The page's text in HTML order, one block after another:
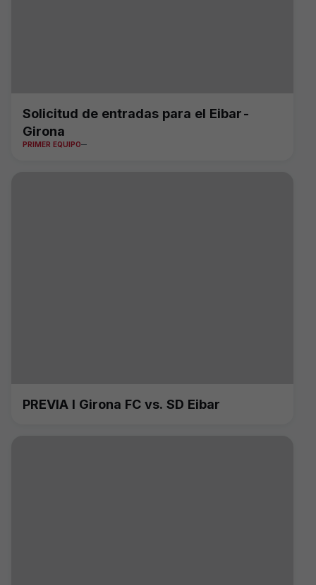
Solicitud de entradas para el Eibar-
Girona
PRIMER EQUIPO
PREVIA I Girona FC vs. SD Eibar